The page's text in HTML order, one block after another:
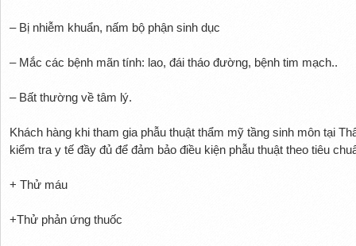
– Bị nhiễm khuẩn, nấm bộ phận sinh dục
– Mắc các bệnh mãn tính: lao, đái tháo đường, bệnh tim mạch..
– Bất thường về tâm lý.
Khách hàng khi tham gia phẫu thuật thẩm mỹ tầng sinh môn tại
kiểm tra y tế đầy đủ để đảm bảo điều kiện phẫu thuật theo tiêu
+ Thử máu
+Thử phản ứng thuốc